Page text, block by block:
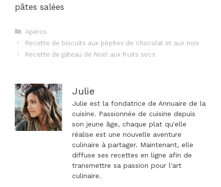
pâtes salées
Catégories
Apéros
Navigation
des
Recette de biscuits aux pépites de chocolat et aux noix
Recette de gâteau de Noël aux fruits secs
Julie
Julie est la fondatrice de Annuaire de la
cuisine. Passionnée de cuisine depuis
son jeune âge, chaque plat qu'elle
réalise est une nouvelle aventure
culinaire à partager. Maintenant, elle
diffuse ses recettes en ligne afin de
transmettre sa passion pour l'art
culinaire.